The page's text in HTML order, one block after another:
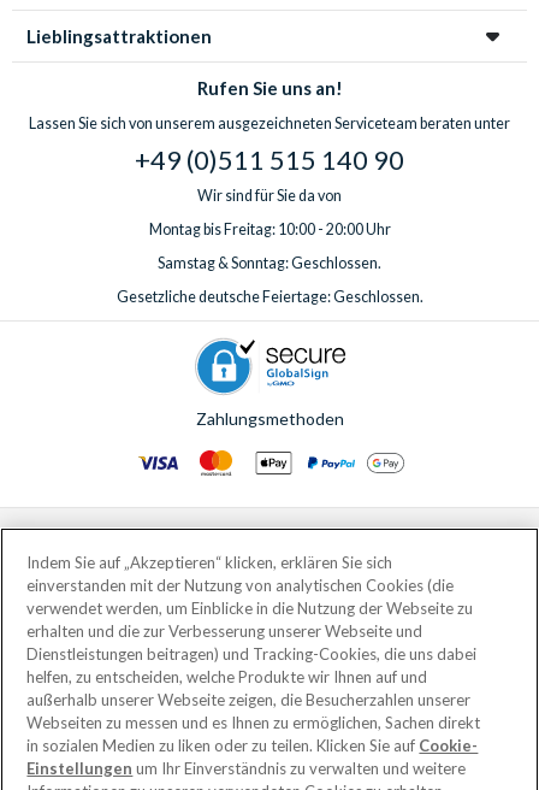
Lieblingsattraktionen
Rufen Sie uns an!
Lassen Sie sich von unserem ausgezeichneten Serviceteam beraten unter
+49 (0)511 515 140 90
Wir sind für Sie da von
Montag bis Freitag: 10:00 - 20:00 Uhr
Samstag & Sonntag: Geschlossen.
Gesetzliche deutsche Feiertage: Geschlossen.
Zahlungsmethoden
© AttractionTickets.com 2002 - 2026
Eingetragener Firmensitz: 2nd Floor Nucleus House, 2 Lower Mortlake Road,
Richmond, United Kingdom, TW9 2JA.
AttractionTickets.com is a trading name of Attraction Tickets LTD, who are
the owners of UK Trademark Registration Nos. 3427114 and 3427117.
Registered in England with registered number 4390984 and VAT Number
795922965.
Indem Sie auf „Akzeptieren“ klicken, erklären Sie sich
einverstanden mit der Nutzung von analytischen Cookies (die
verwendet werden, um Einblicke in die Nutzung der Webseite zu
erhalten und die zur Verbesserung unserer Webseite und
Dienstleistungen beitragen) und Tracking-Cookies, die uns dabei
helfen, zu entscheiden, welche Produkte wir Ihnen auf und
außerhalb unserer Webseite zeigen, die Besucherzahlen unserer
Webseiten zu messen und es Ihnen zu ermöglichen, Sachen direkt
in sozialen Medien zu liken oder zu teilen. Klicken Sie auf Cookie-
Einstellungen um Ihr Einverständnis zu verwalten und weitere